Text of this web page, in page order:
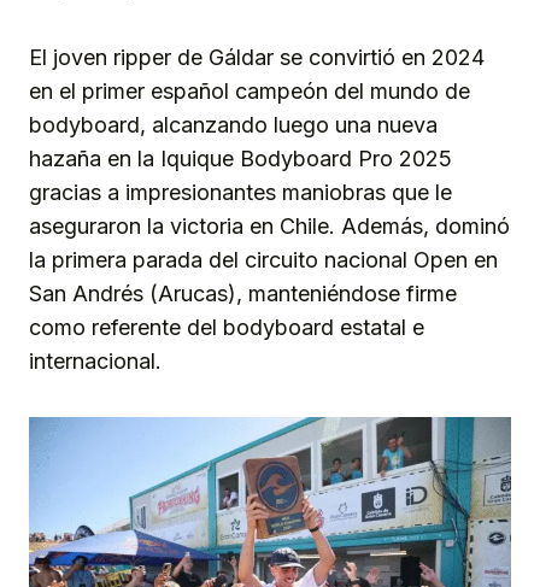
El joven ripper de Gáldar se convirtió en 2024
en el primer español campeón del mundo de
bodyboard, alcanzando luego una nueva
hazaña en la Iquique Bodyboard Pro 2025
gracias a impresionantes maniobras que le
aseguraron la victoria en Chile. Además, dominó
la primera parada del circuito nacional Open en
San Andrés (Arucas), manteniéndose firme
como referente del bodyboard estatal e
internacional.